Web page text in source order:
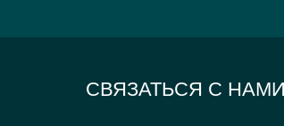
СВЯЗАТЬСЯ С НАМИ